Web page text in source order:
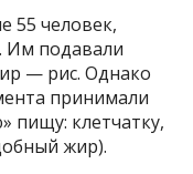
55 человек,
Им подавали
— рис. Однако
принимали
пищу: клетчатку,
жир).